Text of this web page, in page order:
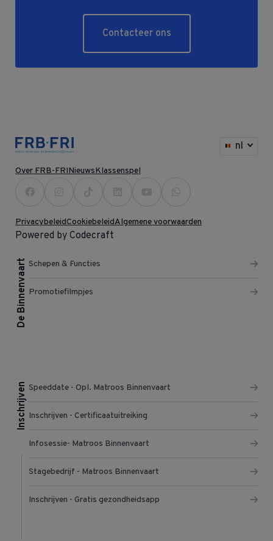
Contacteer ons
nl
Over FRB-FRINieuwsKlassenspel
PrivacybeleidCookiebeleidAlgemene voorwaarden
Powered by Codecraft
De Binnenvaart Schepen & Functies
Promotiefilmpjes
Inschrijven Speeddate - Opl. Matroos Binnenvaart
Inschrijven - Certificaatuitreiking
Infosessie- Matroos Binnenvaart
Stagebedrijf - Matroos Binnenvaart
Inschrijven - Gratis gezondheidsapp